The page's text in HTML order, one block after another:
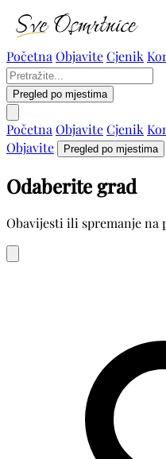
Početna ObjaviteCjenik
Pregled po mjestima
Početna ObjaviteCjenik
Objavite
Pregled po mjestima
Odaberite grad
Obavijesti ili spremanje na